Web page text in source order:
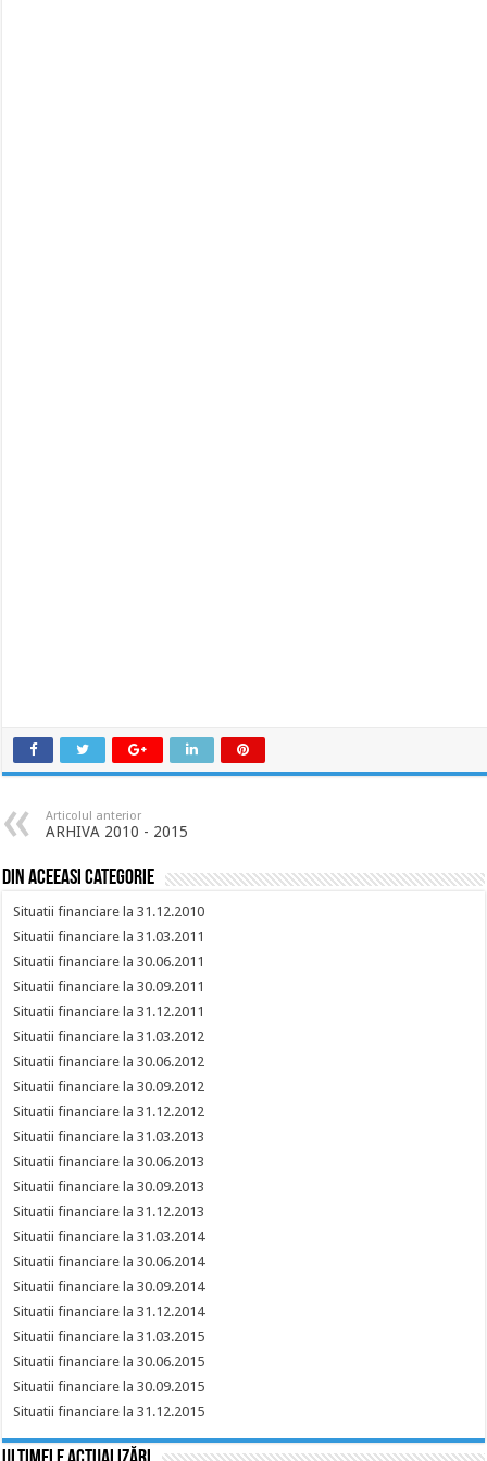
Articolul anterior
ARHIVA 2010 - 2015
Din aceeasi categorie
Situatii financiare la 31.12.2010
Situatii financiare la 31.03.2011
Situatii financiare la 30.06.2011
Situatii financiare la 30.09.2011
Situatii financiare la 31.12.2011
Situatii financiare la 31.03.2012
Situatii financiare la 30.06.2012
Situatii financiare la 30.09.2012
Situatii financiare la 31.12.2012
Situatii financiare la 31.03.2013
Situatii financiare la 30.06.2013
Situatii financiare la 30.09.2013
Situatii financiare la 31.12.2013
Situatii financiare la 31.03.2014
Situatii financiare la 30.06.2014
Situatii financiare la 30.09.2014
Situatii financiare la 31.12.2014
Situatii financiare la 31.03.2015
Situatii financiare la 30.06.2015
Situatii financiare la 30.09.2015
Situatii financiare la 31.12.2015